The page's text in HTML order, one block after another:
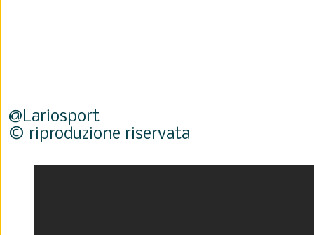
@Lariosport
© riproduzione riservata